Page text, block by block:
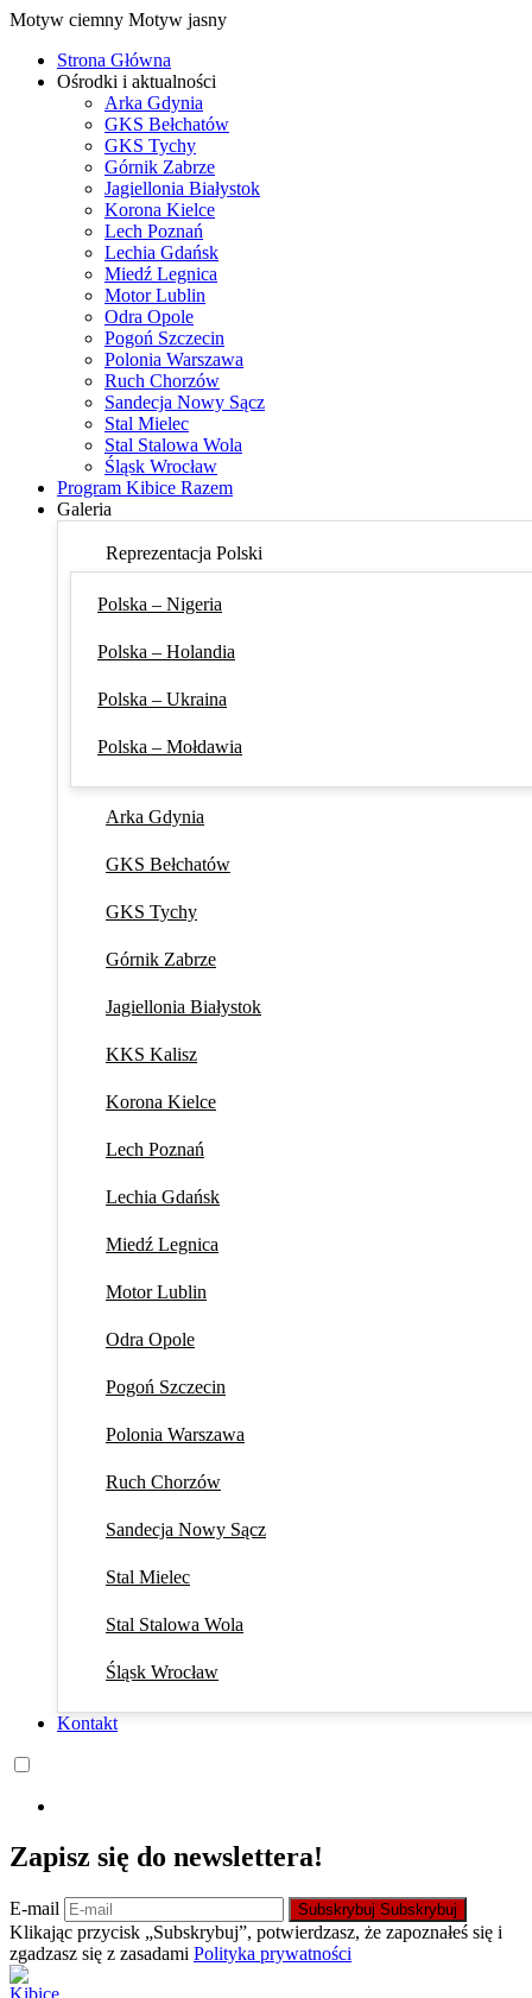
Motyw ciemny Motyw jasny
Strona Główna
Ośrodki i aktualności
Arka Gdynia
GKS Bełchatów
GKS Tychy
Górnik Zabrze
Jagiellonia Białystok
Korona Kielce
Lech Poznań
Lechia Gdańsk
Miedź Legnica
Motor Lublin
Odra Opole
Pogoń Szczecin
Polonia Warszawa
Ruch Chorzów
Sandecja Nowy Sącz
Stal Mielec
Stal Stalowa Wola
Śląsk Wrocław
Program Kibice Razem
Galeria
Reprezentacja Polski
Polska – Nigeria
Polska – Holandia
Polska – Ukraina
Polska – Mołdawia
Arka Gdynia
GKS Bełchatów
GKS Tychy
Górnik Zabrze
Jagiellonia Białystok
KKS Kalisz
Korona Kielce
Lech Poznań
Lechia Gdańsk
Miedź Legnica
Motor Lublin
Odra Opole
Pogoń Szczecin
Polonia Warszawa
Ruch Chorzów
Sandecja Nowy Sącz
Stal Mielec
Stal Stalowa Wola
Śląsk Wrocław
Kontakt
Zapisz się do newslettera!
E-mail Subskrybuj Subskrybuj
Klikając przycisk „Subskrybuj”, potwierdzasz, że zapoznałeś się i
zgadzasz się z zasadami Polityka prywatności